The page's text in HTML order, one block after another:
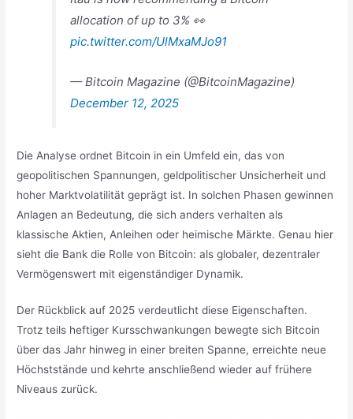
allocation of up to 3% 👀
pic.twitter.com/UlMxaMJo91
— Bitcoin Magazine (@BitcoinMagazine)
December 12, 2025
Die Analyse ordnet Bitcoin in ein Umfeld ein, das von
geopolitischen Spannungen, geldpolitischer Unsicherheit und
hoher Marktvolatilität geprägt ist. In solchen Phasen gewinnen
Anlagen an Bedeutung, die sich anders verhalten als
klassische Aktien, Anleihen oder heimische Märkte. Genau hier
sieht die Bank die Rolle von Bitcoin: als globaler, dezentraler
Vermögenswert mit eigenständiger Dynamik.
Der Rückblick auf 2025 verdeutlicht diese Eigenschaften.
Trotz teils heftiger Kursschwankungen bewegte sich Bitcoin
über das Jahr hinweg in einer breiten Spanne, erreichte neue
Höchststände und kehrte anschließend wieder auf frühere
Niveaus zurück.